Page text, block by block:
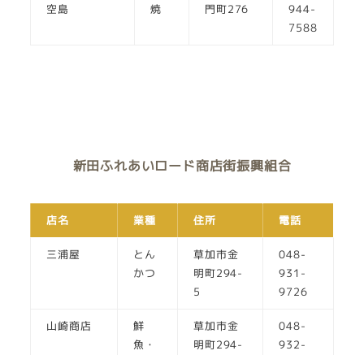
空島
焼
門町276
944-
7588
新田ふれあいロード商店街振興組合
店名 業種 住所 電話
三浦屋
とん
かつ
草加市金
明町294-
5
048-
931-
9726
山崎商店
鮮
魚・
草加市金
明町294-
048-
932-